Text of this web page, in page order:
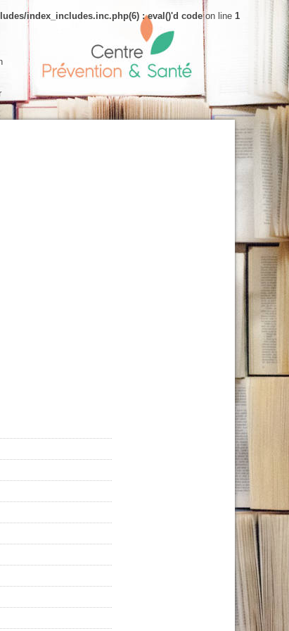
index_includes.inc.php(6) : eval()'d codeon line 1